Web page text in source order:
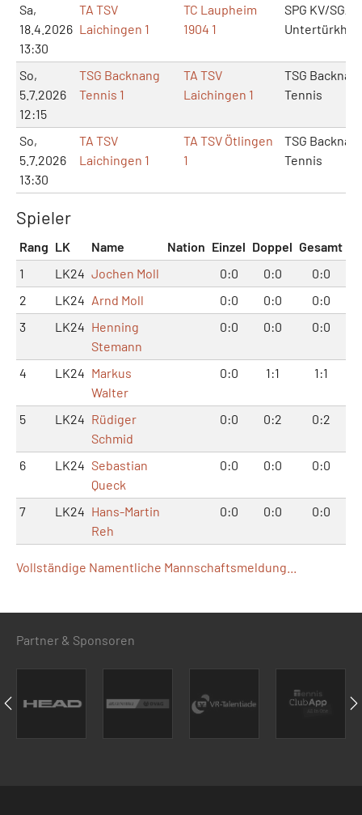
Sa,
18.4.2026
13:30
TA TSV
Laichingen 1
TC Laupheim
1904 1
SPG KV/SG/
So,
5.7.2026
12:15
TSG Backnang
Tennis 1
TA TSV
Laichingen 1
TSG
Tennis
So,
5.7.2026
13:30
TA TSV
Laichingen 1
TA TSV Ötlingen
1
TSG
Tennis
Spieler
Rang LK Name Nation Einzel Doppel Gesamt
1
LK24 Jochen Moll 0:0 0:0
0:0
2
LK24 Arnd Moll 0:0 0:0
0:0
3
LK24 Henning
Stemann
0:0 0:0 0:0
4 LK24 Markus
Walter
0:0 1:1 1:1
5 LK24 Rüdiger
Schmid
0:0 0:2 0:2
6 LK24 Sebastian
Queck
0:0 0:0 0:0
7 LK24 Hans-Martin
Reh
0:0 0:0 0:0
Vollständige Namentliche Mannschaftsmeldung...
Partner & Sponsoren